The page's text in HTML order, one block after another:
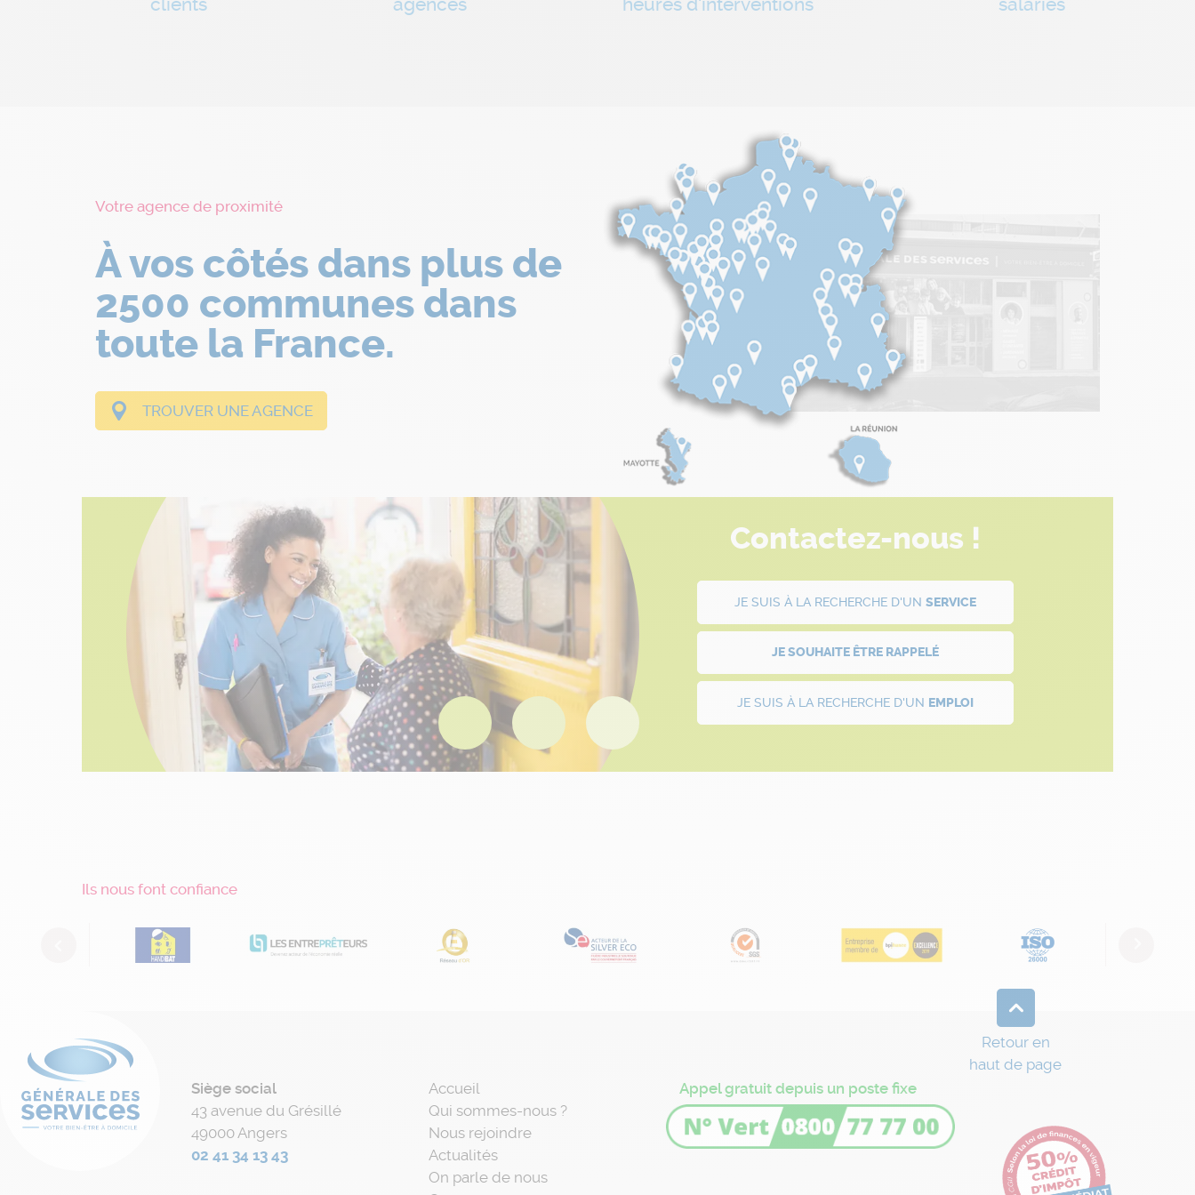
Votre agence de proximité
À vos côtés dans plus de
2500 communes dans
toute la France.
TROUVER UNE AGENCE
Contactez-nous !
JE SUIS À LA RECHERCHE D'UN SERVICE
JE SOUHAITE ÊTRE RAPPELÉ
JE SUIS À LA RECHERCHE D'UN EMPLOI
Ils nous font confiance
Next
Siège social
43 avenue du Grésillé
49000 Angers
02 41 34 13 43
Accueil
Qui sommes-nous ?
Nous rejoindre
Actualités
On parle de nous
Appel gratuit depuis un poste fixe
Retour en
haut de page